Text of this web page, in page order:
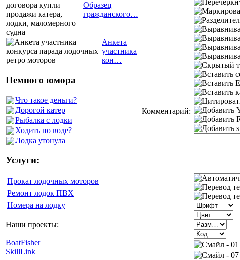
Образец
гражданского…
Анкета
участника
кон…
Немного юмора
Что такое деньги?
Дорогой катер
Рыбалка с лодки
Ходить по воде?
Лодка утонула
Услуги:
Прокат лодочных моторов
Ремонт лодок ПВХ
Номера на лодку
Наши проекты:
BoatFisher
SkillLink
Комментарий: